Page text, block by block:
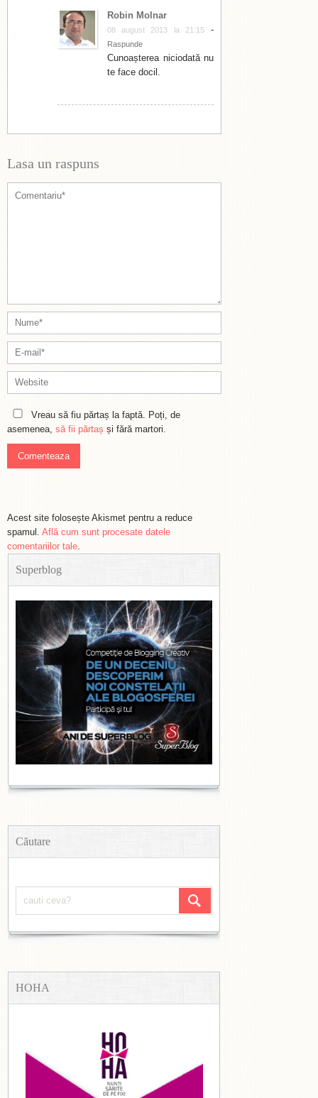
Robin Molnar
08 august 2013 la 21:15-
Raspunde
Cunoașterea niciodată nu
te face docil.
Lasa un raspuns
Vreau să fiu părtaș la faptă. Poți, de
asemenea, să fii părtaș și fără martori.
Acest site folosește Akismet pentru a reduce
spamul. Află cum sunt procesate datele
comentariilor tale.
Superblog
Căutare
HOHA